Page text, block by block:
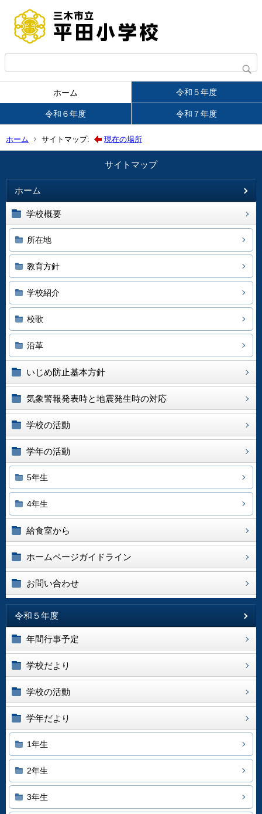
ホーム 令和５年度
令和６年度 令和７年度
ホーム サイトマップ: 現在の場所
サイトマップ
ホーム
学校概要
所在地
教育方針
学校紹介
校歌
沿革
いじめ防止基本方針
気象警報発表時と地震発生時の対応
学校の活動
学年の活動
5年生
4年生
給食室から
ホームページガイドライン
お問い合わせ
令和５年度
年間行事予定
学校だより
学校の活動
学年だより
1年生
2年生
3年生